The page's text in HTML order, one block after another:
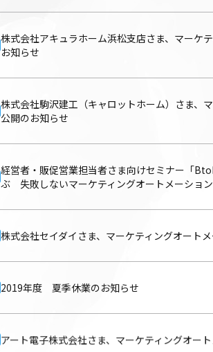
株式会社アキュラホーム浜松支店さま、マーケ
お知らせ
株式会社駒沢建工（キャロットホーム）さま、
公開のお知らせ
経営者・販促営業担当者さま向けセミナー「
ぶ 失敗しないマーケティングオートメーショ
株式会社セイダイさま、マーケティングオート
2019年度 夏季休業のお知らせ
アート電子株式会社さま、マーケティングオー